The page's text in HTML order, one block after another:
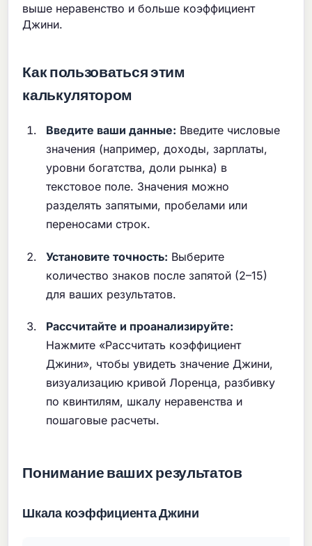
выше неравенство и больше коэффициент
Джини.
Как пользоваться этим
калькулятором
Введите ваши данные: Введите числовые
значения (например, доходы, зарплаты,
уровни богатства, доли рынка) в
текстовое поле. Значения можно
разделять запятыми, пробелами или
переносами строк.
Установите точность: Выберите
количество знаков после запятой (2–15)
для ваших результатов.
Рассчитайте и проанализируйте:
Нажмите «Рассчитать коэффициент
Джини», чтобы увидеть значение Джини,
визуализацию кривой Лоренца, разбивку
по квинтилям, шкалу неравенства и
пошаговые расчеты.
Понимание ваших результатов
Шкала коэффициента Джини